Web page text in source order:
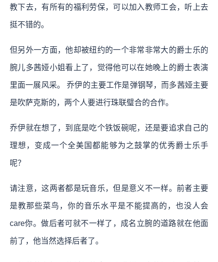
教下去，有所有的福利劳保，可以加入教师工会，听上去
挺不错的。
但另外一方面，他却被纽约的一个非常非常大的爵士乐的
腕儿多茜娅小姐看上了，觉得他可以在她晚上的爵士表演
里面一展风采。 乔伊的主要工作是弹钢琴，而多茜娅主要
是吹萨克斯的，两个人要进行珠联璧合的合作。
乔伊就在想了，到底是吃个铁饭碗呢，还是要追求自己的
理想，变成一个全美国都能够为之鼓掌的优秀爵士乐手
呢？
请注意，这两者都是玩音乐，但是意义不一样。前者主要
是教那些菜鸟，你的音乐水平是不能提高的，也没人会
care你。做后者可就不一样了，成名立腕的道路就在他面
前了，他当然选择后者了。